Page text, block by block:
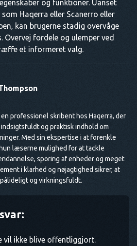
og funktioner. Uanset
Haqerra eller Scanerro eller
kan brugerne stadig overvåge
Overvej fordele og ulemper ved
et informeret valg.
professionel skribent hos Haqerra, der
og praktisk indhold om
Med sin ekspertise i at forenkle
læserne mulighed for at tackle
sporing af enheder og meget
i klarhed og nøjagtighed sikrer, at
og virkningsfuldt.
vil ikke blive offentliggjort.